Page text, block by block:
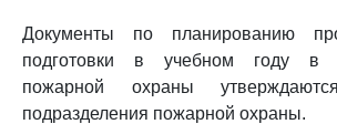
Документы по планированию
подготовки в учебном году в
пожарной охраны
подразделения пожарной охраны.